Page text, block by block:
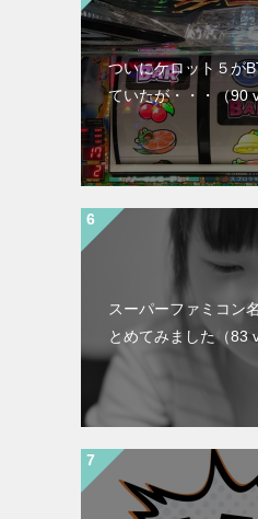
ついにケロット５が
ていたが・・・ （90
スーパーファミコン
とめてみました（83